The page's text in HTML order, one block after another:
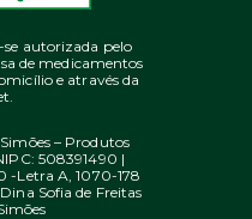
autorizada pelo
de medicamentos
e através da
– Produtos
508391490 |
-Letra A, 1070-178
Sofia de Freitas